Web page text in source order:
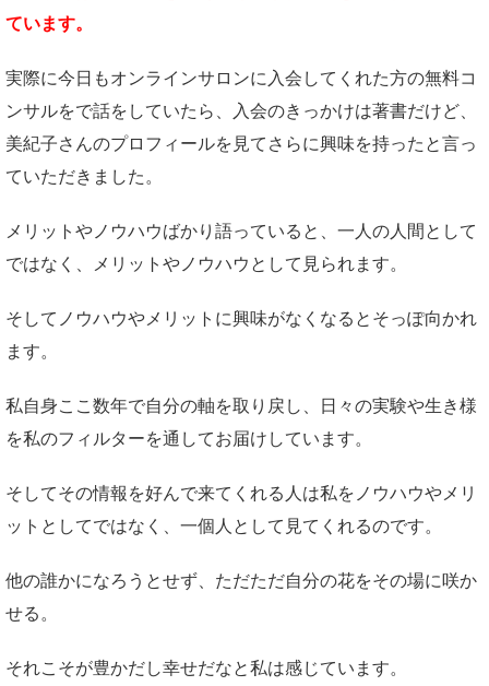
ています。
実際に今日もオンラインサロンに入会してくれた方の無料コ
ンサルをで話をしていたら、入会のきっかけは著書だけど、
美紀子さんのプロフィールを見てさらに興味を持ったと言っ
ていただきました。
メリットやノウハウばかり語っていると、一人の人間として
ではなく、メリットやノウハウとして見られます。
そしてノウハウやメリットに興味がなくなるとそっぽ向かれ
ます。
私自身ここ数年で自分の軸を取り戻し、日々の実験や生き様
を私のフィルターを通してお届けしています。
そしてその情報を好んで来てくれる人は私をノウハウやメリ
ットとしてではなく、一個人として見てくれるのです。
他の誰かになろうとせず、ただただ自分の花をその場に咲か
せる。
それこそが豊かだし幸せだなと私は感じています。